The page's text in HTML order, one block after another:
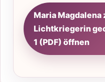
Maria Magdalena
Lichtkriegerin
1 (PDF) öffnen